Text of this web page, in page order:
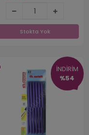
Stokta Yok
İNDİRİM
%54